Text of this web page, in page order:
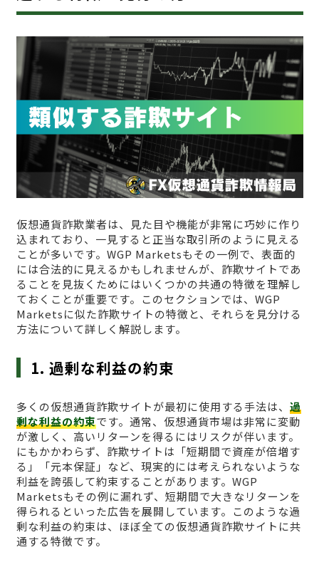
仮想通貨詐欺業者は、見た目や機能が非常に巧妙に作り
込まれており、一見すると正当な取引所のように見える
ことが多いです。WGP Marketsもその一例で、表面的
には合法的に見えるかもしれませんが、詐欺サイトであ
ることを見抜くためにはいくつかの共通の特徴を理解し
ておくことが重要です。このセクションでは、WGP
Marketsに似た詐欺サイトの特徴と、それらを見分ける
方法について詳しく解説します。
1. 過剰な利益の約束
多くの仮想通貨詐欺サイトが最初に使用する手法は、 過
剰な利益の約束です。通常、仮想通貨市場は非常に変動
が激しく、高いリターンを得るにはリスクが伴います。
にもかかわらず、詐欺サイトは「短期間で資産が倍増す
る」「元本保証」など、現実的には考えられないような
利益を誇張して約束することがあります。WGP
Marketsもその例に漏れず、短期間で大きなリターンを
得られるといった広告を展開しています。このような過
剰な利益の約束は、ほぼ全ての仮想通貨詐欺サイトに共
通する特徴です。